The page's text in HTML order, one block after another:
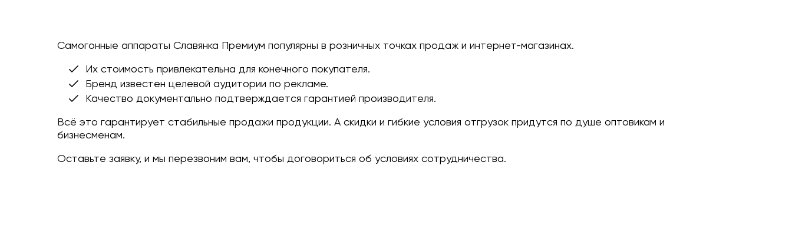
Самогонные аппараты Славянка Премиум популярны в розничных точках продаж и интернет-магазинах.
Их стоимость привлекательна для конечного покупателя.
Бренд известен целевой аудитории по рекламе.
Качество документально подтверждается гарантией производителя.
Всё это гарантирует стабильные продажи продукции. А скидки и гибкие условия отгрузок придутся по душе оптовикам и
бизнесменам.
Оставьте заявку, и мы перезвоним вам, чтобы договориться об условиях сотрудничества.